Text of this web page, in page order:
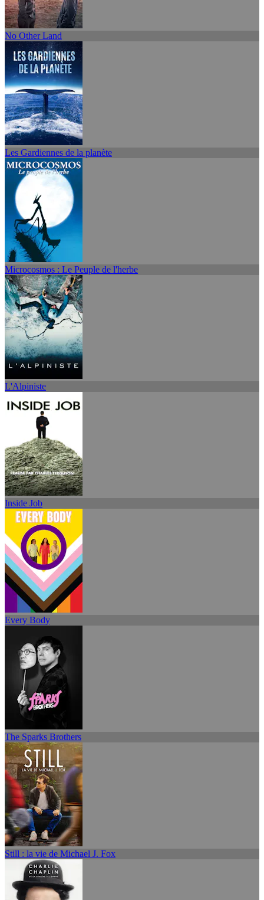
No Other Land
Les Gardiennes de la planète
Microcosmos : Le Peuple de l'herbe
L'Alpiniste
Inside Job
Every Body
The Sparks Brothers
Still : la vie de Michael J. Fox